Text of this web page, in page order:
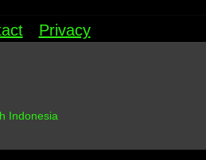
Privacy
Indonesia